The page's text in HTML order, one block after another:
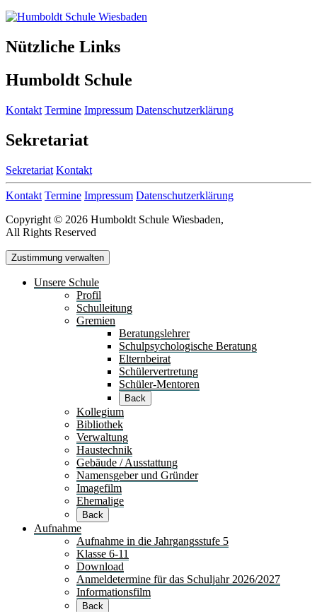
Nützliche Links
Humboldt Schule
Kontakt Termine Impressum Datenschutzerklärung
Sekretariat
Sekretariat Kontakt
Kontakt Termine Impressum Datenschutzerklärung
Copyright © 2026 Humboldt Schule Wiesbaden,
All Rights Reserved
Zustimmung verwalten
Unsere Schule
Profil
Schulleitung
Gremien
Beratungslehrer
Schulpsychologische Beratung
Elternbeirat
Schülervertretung
Schüler-Mentoren
Back
Kollegium
Bibliothek
Verwaltung
Haustechnik
Gebäude / Ausstattung
Namensgeber und Gründer
Imagefilm
Ehemalige
Back
Aufnahme
Aufnahme in die Jahrgangsstufe 5
Klasse 6-11
Download
Anmeldetermine für das Schuljahr 2026/2027
Informationsfilm
Back